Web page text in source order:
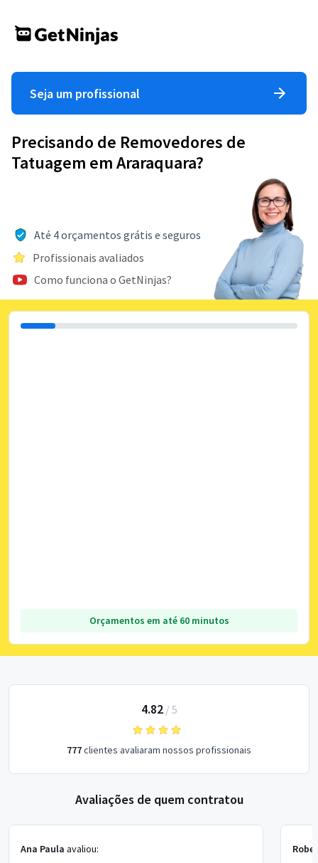
Seja um profissional
Precisando de Removedores de
Tatuagem em Araraquara?
Até 4 orçamentos grátis e seguros
Profissionais avaliados
Como funciona o GetNinjas?
Orçamentos em até 60 minutos
4.82/ 5
777clientes avaliaram nossos profissionais
Avaliações de quem contratou
Ana Paula avaliou: